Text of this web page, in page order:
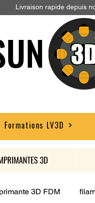
Livraison rapide depuis
Formations LV3D
3D
3D FDM